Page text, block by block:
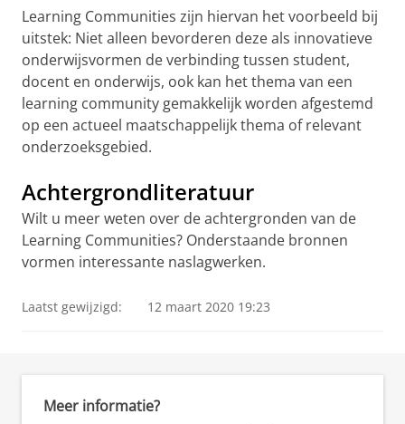
Learning Communities zijn hiervan het voorbeeld bij
uitstek: Niet alleen bevorderen deze als innovatieve
onderwijsvormen de verbinding tussen student,
docent en onderwijs, ook kan het thema van een
learning community gemakkelijk worden afgestemd
op een actueel maatschappelijk thema of relevant
onderzoeksgebied.
Achtergrondliteratuur
Wilt u meer weten over de achtergronden van de
Learning Communities? Onderstaande bronnen
vormen interessante naslagwerken.
Laatst gewijzigd: 12 maart 2020 19:23
Meer informatie?